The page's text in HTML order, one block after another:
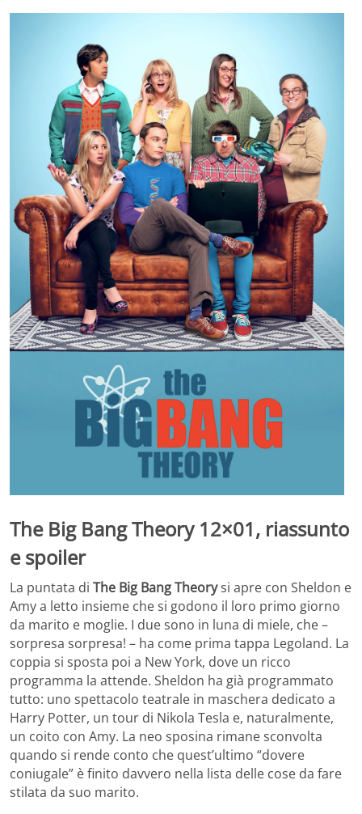
The Big Bang Theory 12×01, riassunto
e spoiler
La puntata di The Big Bang Theorysi apre con Sheldon e
Amy a letto insieme che si godono il loro primo giorno
da marito e moglie. I due sono in luna di miele, che –
sorpresa sorpresa! – ha come prima tappa Legoland. La
coppia si sposta poi a New York, dove un ricco
programma la attende. Sheldon ha già programmato
tutto: uno spettacolo teatrale in maschera dedicato a
Harry Potter, un tour di Nikola Tesla e, naturalmente,
un coito con Amy. La neo sposina rimane sconvolta
quando si rende conto che quest’ultimo “dovere
coniugale” è finito davvero nella lista delle cose da fare
stilata da suo marito.